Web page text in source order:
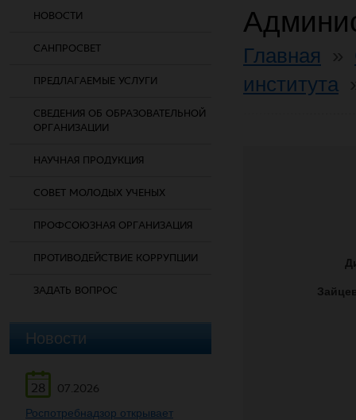
НОВОСТИ
САНПРОСВЕТ
ПРЕДЛАГАЕМЫЕ УСЛУГИ
СВЕДЕНИЯ ОБ ОБРАЗОВАТЕЛЬНОЙ
ОРГАНИЗАЦИИ
НАУЧНАЯ ПРОДУКЦИЯ
СОВЕТ МОЛОДЫХ УЧЕНЫХ
ПРОФСОЮЗНАЯ ОРГАНИЗАЦИЯ
ПРОТИВОДЕЙСТВИЕ КОРРУПЦИИ
ЗАДАТЬ ВОПРОС
Новости
28
07.2026
Роспотребнадзор открывает
Главная
института